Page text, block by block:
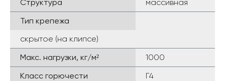
Структура
массивная
Тип крепежа
скрытое (на клипсе)
Макс. нагрузки, кг/м²
1000
Класс горючести
Г4